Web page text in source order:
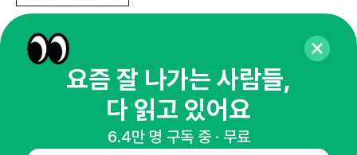
NHN AD
공지사항 제휴문의
인사이터 신청
뉴스레터
광고안내
요즘 잘 나가는 사람들,
다 읽고 있어요
6.4만 명 구독 중 · 무료